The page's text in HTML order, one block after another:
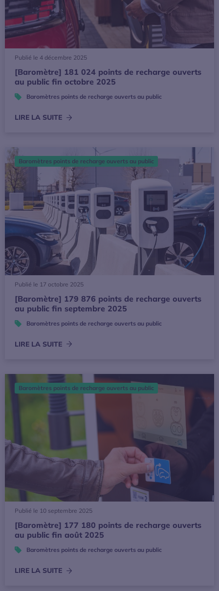
Publié le 4 décembre 2025
[Baromètre] 181 024 points de recharge ouverts
au public fin octobre 2025
Baromètres points de recharge ouverts au public
LIRE LA SUITE
[Baromètre] 179 876 points de recharge ouverts au
Baromètres points de recharge ouverts au public
Publié le 17 octobre 2025
[Baromètre] 179 876 points de recharge ouverts
au public fin septembre 2025
Baromètres points de recharge ouverts au public
LIRE LA SUITE
[Baromètre] 177 180 points de recharge ouverts au
Baromètres points de recharge ouverts au public
Publié le 10 septembre 2025
[Baromètre] 177 180 points de recharge ouverts
au public fin août 2025
Baromètres points de recharge ouverts au public
LIRE LA SUITE